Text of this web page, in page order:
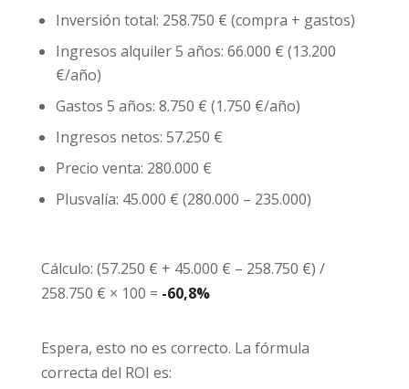
Inversión total: 258.750 € (compra + gastos)
Ingresos alquiler 5 años: 66.000 € (13.200
€/año)
Gastos 5 años: 8.750 € (1.750 €/año)
Ingresos netos: 57.250 €
Precio venta: 280.000 €
Plusvalía: 45.000 € (280.000 – 235.000)
Cálculo: (57.250 € + 45.000 € – 258.750 €) /
258.750 € × 100 = -60,8%
Espera, esto no es correcto. La fórmula
correcta del ROI es: